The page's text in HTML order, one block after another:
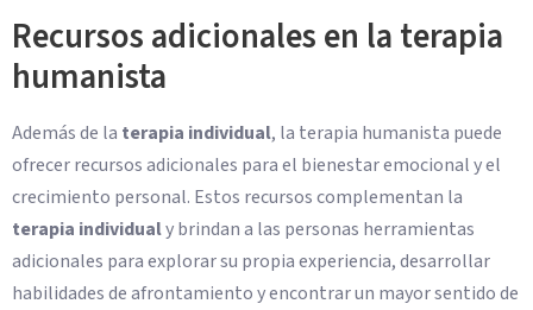
Recursos adicionales en la terapia
humanista
Además de la terapia individual, la terapia humanista puede
ofrecer recursos adicionales para el bienestar emocional y el
crecimiento personal. Estos recursos complementan la
terapia individualy brindan a las personas herramientas
adicionales para explorar su propia experiencia, desarrollar
habilidades de afrontamiento y encontrar un mayor sentido de